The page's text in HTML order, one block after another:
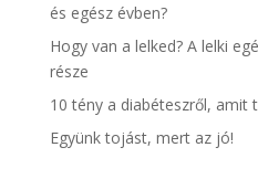
és egész évben?
Hogy van a lelked? A lelki
része
10 tény a diabéteszről, amit
Együnk tojást, mert az jó!